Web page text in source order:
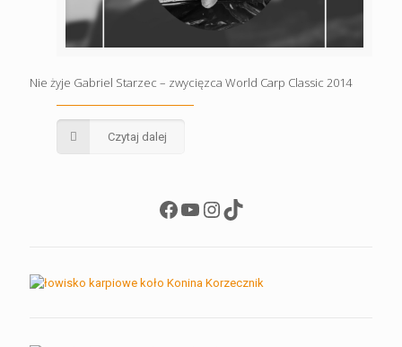
Nie żyje Gabriel Starzec – zwycięzca World Carp Classic 2014
Czytaj dalej
Facebook
YouTube
Instagram
TikTok